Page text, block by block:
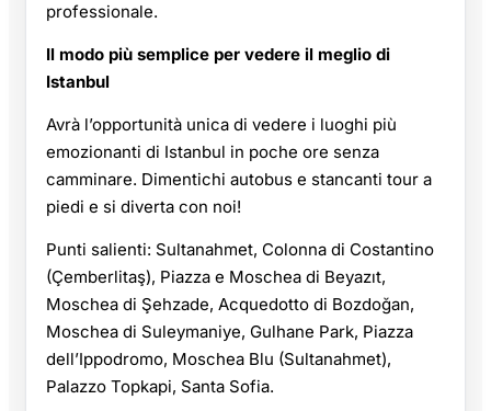
professionale.
Il modo più semplice per vedere il meglio di
Istanbul
Avrà l’opportunità unica di vedere i luoghi più
emozionanti di Istanbul in poche ore senza
camminare. Dimentichi autobus e stancanti tour a
piedi e si diverta con noi!
Punti salienti: Sultanahmet, Colonna di Costantino
(Çemberlitaş), Piazza e Moschea di Beyazıt,
Moschea di Şehzade, Acquedotto di Bozdoğan,
Moschea di Suleymaniye, Gulhane Park, Piazza
dell’Ippodromo, Moschea Blu (Sultanahmet),
Palazzo Topkapi, Santa Sofia.